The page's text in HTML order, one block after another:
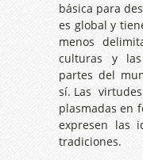
básica para
es global y
menos
culturas y
partes del
sí. Las
plasmadas en
expresen las
tradiciones.